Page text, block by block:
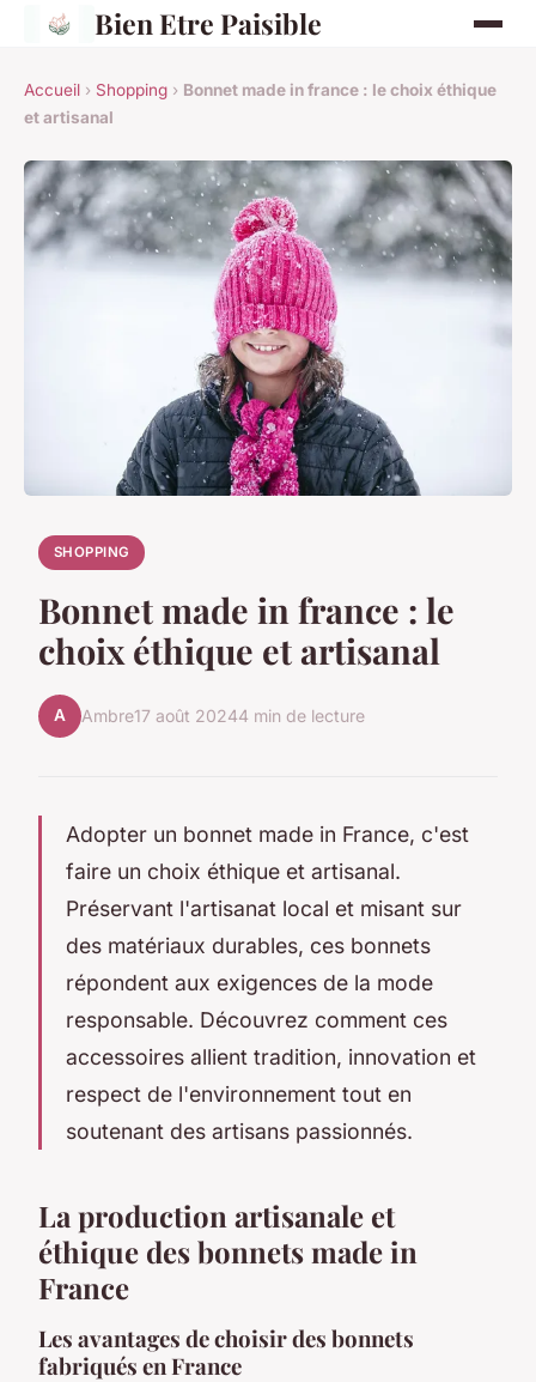
Bien Etre Paisible
Accueil › Shopping › Bonnet made in france : le choix éthique
et artisanal
SHOPPING
Bonnet made in france : le
choix éthique et artisanal
A Ambre17 août 20244 min de lecture
Adopter un bonnet made in France, c'est
faire un choix éthique et artisanal.
Préservant l'artisanat local et misant sur
des matériaux durables, ces bonnets
répondent aux exigences de la mode
responsable. Découvrez comment ces
accessoires allient tradition, innovation et
respect de l'environnement tout en
soutenant des artisans passionnés.
La production artisanale et
éthique des bonnets made in
France
Les avantages de choisir des bonnets
fabriqués en France